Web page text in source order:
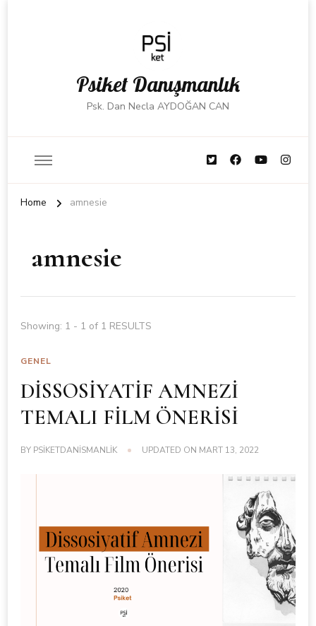
Psiket Danışmanlık
Psk. Dan Necla AYDOĞAN CAN
Home amnesie
amnesie
Showing: 1 - 1 of 1 RESULTS
GENEL
DİSSOSİYATİF AMNEZİ
TEMALI FİLM ÖNERİSİ
BY PSIKETDANISMANLIK UPDATED ON MART 13, 2022